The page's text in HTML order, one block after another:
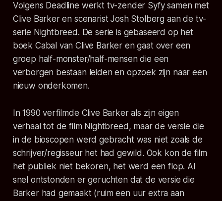
Volgens Deadline werkt tv-zender Syfy samen met
Clive Barker en scenarist Josh Stolberg aan de tv-
serie Nightbreed. De serie is gebaseerd op het
boek Cabal van Clive Barker en gaat over een
groep half-monster/half-mensen die een
verborgen bestaan leiden en opzoek zijn naar een
nieuw onderkomen.
In 1990 verfilmde Clive Barker als zijn eigen
verhaal tot de film Nightbreed, maar de versie die
in de bioscopen werd gebracht was niet zoals de
schrijver/regisseur het had gewild. Ook kon de film
het publiek niet bekoren, het werd een flop. Al
snel ontstonden er geruchten dat de versie die
Barker had gemaakt (ruim een uur extra aan